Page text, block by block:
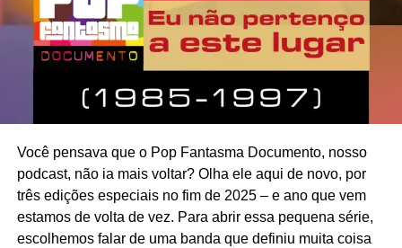
Você pensava que o Pop Fantasma Documento, nosso
podcast, não ia mais voltar? Olha ele aqui de novo, por
três edições especiais no fim de 2025 – e ano que vem
estamos de volta de vez. Para abrir essa pequena série,
escolhemos falar de uma banda que definiu muita coisa